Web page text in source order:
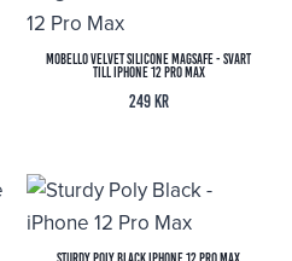
Mobello Velvet Silicone MagSafe - Svart
till iPhone 12 Pro Max
249kr
Sturdy Poly Black iPhone 12 Pro Max